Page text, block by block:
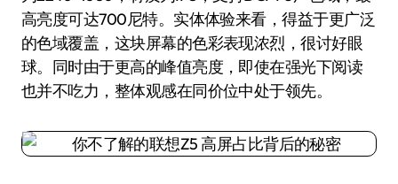
高亮度可达700尼特。实体体验来看，得益于更广泛
的色域覆盖，这块屏幕的色彩表现浓烈，很讨好眼
球。同时由于更高的峰值亮度，即使在强光下阅读
也并不吃力，整体观感在同价位中处于领先。